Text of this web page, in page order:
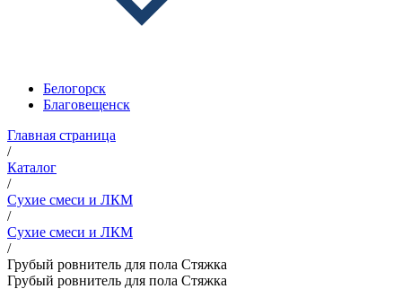
Белогорск
Благовещенск
Главная страница
/
Каталог
/
Сухие смеси и ЛКМ
/
Сухие смеси и ЛКМ
/
Грубый ровнитель для пола Стяжка
Грубый ровнитель для пола Стяжка